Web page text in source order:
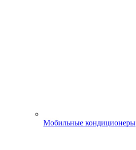
Мобильные кондиционеры